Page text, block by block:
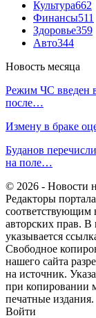
Культура662
Финансы511
Здоровье359
Авто344
Новость месяца
Режим ЧС введен
после…
Измену в браке
Буданов
на поле…
© 2026 - Новости
Редакторы
соответствующим
авторских прав.
указывается
Свободное
нашего сайта
на источник.
при копировании
печатные издания.
Войти